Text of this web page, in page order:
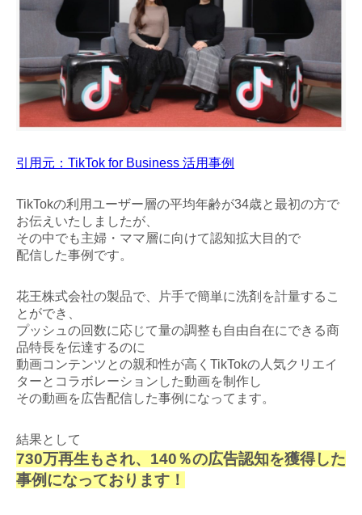
引用元：TikTok for Business 活用事例
TikTokの利用ユーザー層の平均年齢が34歳と最初の方で
お伝えいたしましたが、
その中でも主婦・ママ層に向けて認知拡大目的で
配信した事例です。
花王株式会社の製品で、片手で簡単に洗剤を計量するこ
とができ、
プッシュの回数に応じて量の調整も自由自在にできる商
品特長を伝達するのに
動画コンテンツとの親和性が高くTikTokの人気クリエイ
ターとコラボレーションした動画を制作し
その動画を広告配信した事例になってます。
結果として
730万再生もされ、140％の広告認知を獲得した
事例になっております！